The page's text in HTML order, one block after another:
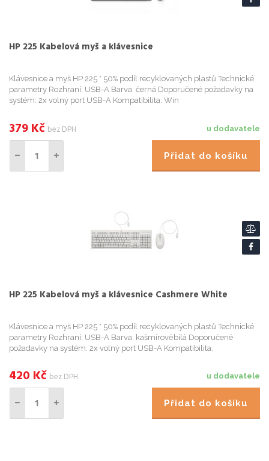
HP 225 Kabelová myš a klávesnice
Klávesnice a myš HP 225 * 50% podíl recyklovaných plastů Technické
parametry Rozhraní: USB-A Barva: černá Doporučené požadavky na
systém: 2x volný port USB-A Kompatibilita: Win
u dodavatele
379Kč bez DPH
Přidat do košíku
HP 225 Kabelová myš a klávesnice Cashmere White
Klávesnice a myš HP 225 * 50% podíl recyklovaných plastů Technické
parametry Rozhraní: USB-A Barva: kašmírověbílá Doporučené
požadavky na systém: 2x volný port USB-A Kompatibilita:
u dodavatele
420 Kč bez DPH
Přidat do košíku